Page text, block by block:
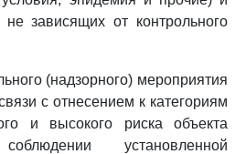
не зависящих от контрольного
(надзорного) мероприятия
с отнесением к категориям
и высокого риска объекта
установленной